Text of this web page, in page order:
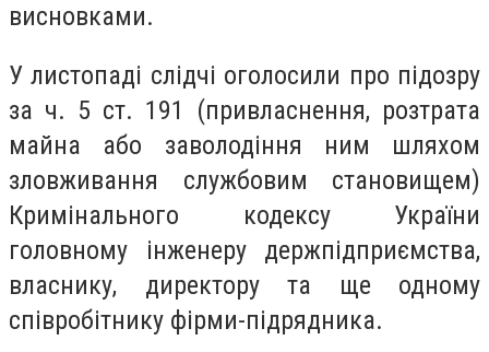
висновками.
У листопаді слідчі оголосили про підозру
за ч. 5 ст. 191 (привласнення, розтрата
майна або заволодіння ним шляхом
зловживання службовим становищем)
Кримінального кодексу України
головному інженеру держпідприємства,
власнику, директору та ще одному
співробітнику фірми-підрядника.